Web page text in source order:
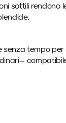
sottili rendono
senza tempo
–